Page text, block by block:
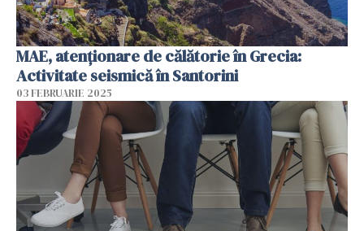
MAE, atenţionare de călătorie în Grecia:
Activitate seismică în Santorini
03 FEBRUARIE 2025